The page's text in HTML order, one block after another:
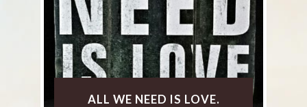
ALL WE NEED IS LOVE.